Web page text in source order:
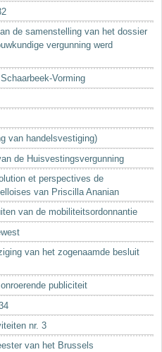
de samenstelling van het dossier
vergunning werd
Vorming
van handelsvestiging)
de Huisvestingsvergunning
et perspectives de
van Priscilla Ananian
van de mobiliteitsordonnantie
van het zogenaamde besluit
publiciteit
nr. 3
van het Brussels